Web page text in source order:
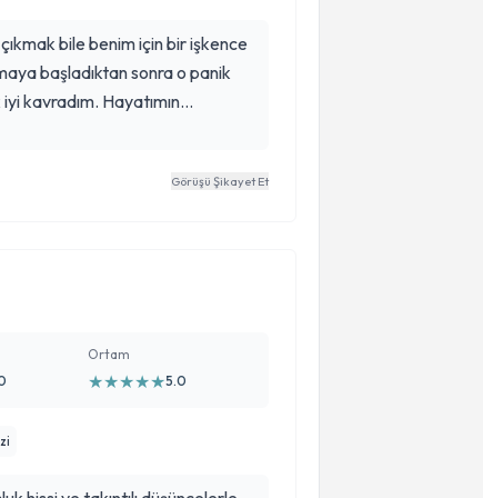
bile benim için bir işkence
başladıktan sonra o panik
kavradım. Hayatımın
minnettarım.
Görüşü Şikayet Et
Ortam
★★★★★5.0